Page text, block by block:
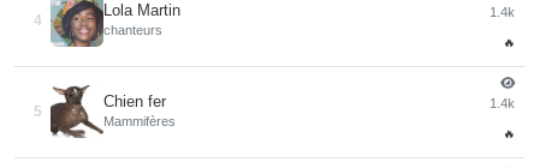
4
Lola Martin
chanteurs
1.4k
🔥
5
Chien fer
Mammifères
1.4k
🔥